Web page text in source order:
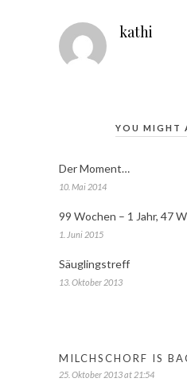
kathi
YOU MIGHT
Der Moment…
10. Mai 2014
99 Wochen – 1 Jahr, 47
1. Juni 2015
Säuglingstreff
13. Oktober 2013
MILCHSCHORF IS
25. Oktober 2013 at 21:54